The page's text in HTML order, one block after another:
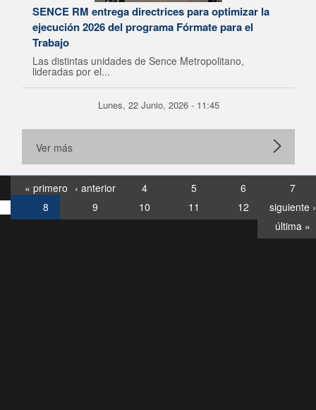
SENCE RM entrega directrices para optimizar la
ejecución 2026 del programa Fórmate para el
Trabajo
Las distintas unidades de Sence Metropolitano,
lideradas por el...
Lunes, 22 Junio, 2026 - 11:45
Ver más
« primero ‹ anterior 4 5 6
7
8
9 10 11 12
siguiente ›
última »